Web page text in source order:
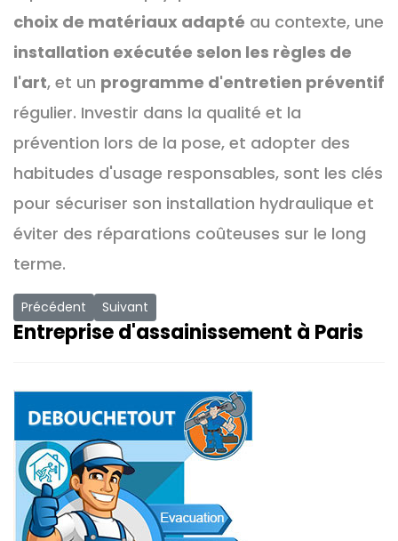
choix de matériaux adapté au contexte, une
installation exécutée selon les règles de
l'art, et un programme d'entretien préventif
régulier. Investir dans la qualité et la
prévention lors de la pose, et adopter des
habitudes d'usage responsables, sont les clés
pour sécuriser son installation hydraulique et
éviter des réparations coûteuses sur le long
terme.
Article précédent : L'hydrocurage pour les collectivités et les
Précédent Article suivant : La Vidange et l’Entretien des
Suivant
Entreprise d'assainissement à Paris